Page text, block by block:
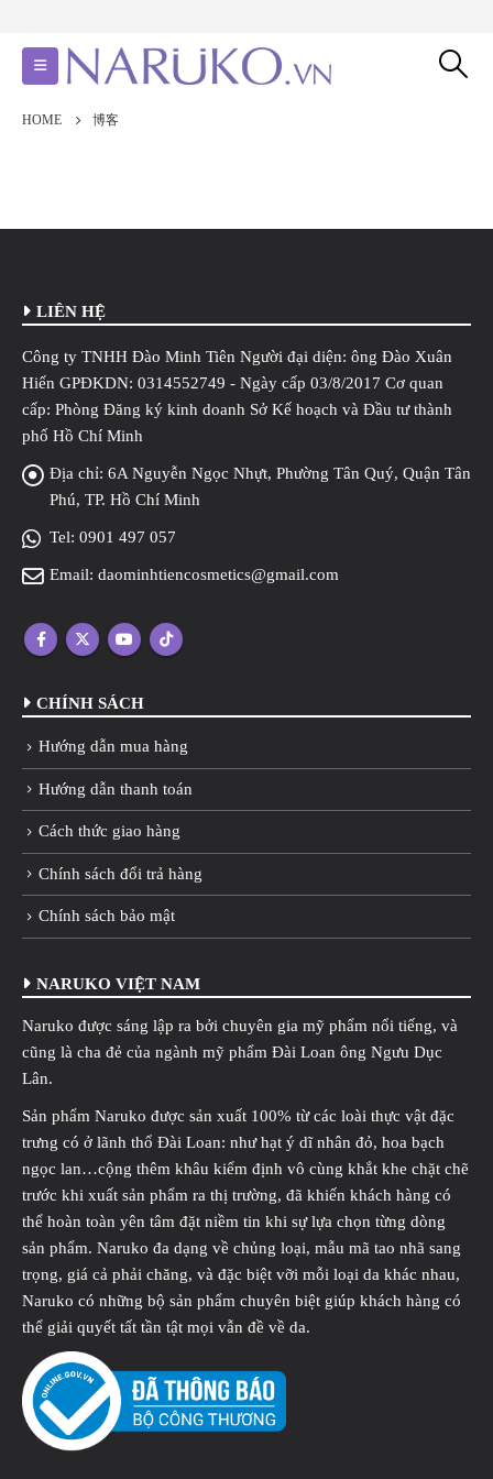
HOME 博客
LIÊN HỆ
Công ty TNHH Đào Minh Tiên Người đại diện: ông Đào Xuân
Hiến GPĐKDN: 0314552749 - Ngày cấp 03/8/2017 Cơ quan
cấp: Phòng Đăng ký kinh doanh Sở Kế hoạch và Đầu tư thành
phố Hồ Chí Minh
Địa chỉ: 6A Nguyễn Ngọc Nhựt, Phường Tân Quý, Quận Tân
Phú, TP. Hồ Chí Minh
Tel: 0901 497 057
Email: daominhtiencosmetics@gmail.com
CHÍNH SÁCH
Hướng dẫn mua hàng
Hướng dẫn thanh toán
Cách thức giao hàng
Chính sách đổi trả hàng
Chính sách bảo mật
NARUKO VIỆT NAM
Naruko được sáng lập ra bởi chuyên gia mỹ phẩm nổi tiếng, và
cũng là cha đẻ của ngành mỹ phẩm Đài Loan ông Ngưu Dục
Lân.
Sản phẩm Naruko được sản xuất 100% từ các loài thực vật đặc
trưng có ở lãnh thổ Đài Loan: như hạt ý dĩ nhân đỏ, hoa bạch
ngọc lan…cộng thêm khâu kiểm định vô cùng khắt khe chặt chẽ
trước khi xuất sản phẩm ra thị trường, đã khiến khách hàng có
thể hoàn toàn yên tâm đặt niềm tin khi sự lựa chọn từng dòng
sản phẩm. Naruko đa dạng về chủng loại, mẫu mã tao nhã sang
trọng, giá cả phải chăng, và đặc biệt vỡi mỗi loại da khác nhau,
Naruko có những bộ sản phẩm chuyên biệt giúp khách hàng có
thể giải quyết tất tần tật mọi vẫn đề về da.